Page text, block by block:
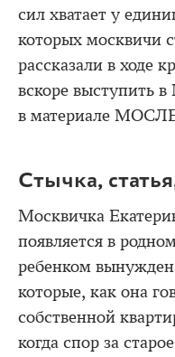
сил хватает у
которых москвичи
рассказали в ходе
вскоре выступить
в материале
Стычка,
Москвичка
появляется в
ребенком
которые, как она
собственной
когда спор за